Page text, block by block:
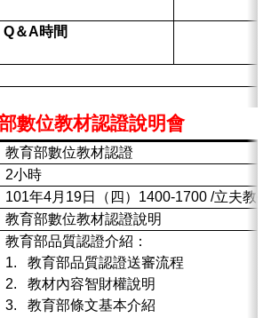
Q＆A時間
數位教材認證說明會
教育部數位教材認證
2小時
101年4月19日（四）1400-1700 /立夫教
教育部數位教材認證說明
教育部品質認證介紹：
1. 教育部品質認證送審流程
2. 教材內容智財權說明
3. 教育部條文基本介紹